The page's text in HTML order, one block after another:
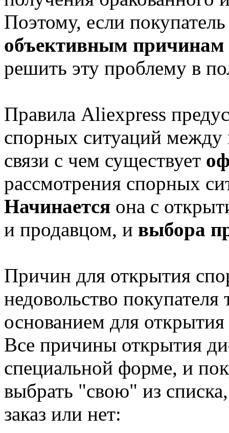
Поэтому, если
объективным причинам
решить эту проблему в
Правила Aliexpress
спорных ситуаций между
связи с чем существует
рассмотрения спорных
Начинается она с
и продавцом, и выбора
Причин для открытия
недовольство
основанием для открытия
Все причины открытия
специальной форме, и
выбрать "свою" из
заказ или нет: